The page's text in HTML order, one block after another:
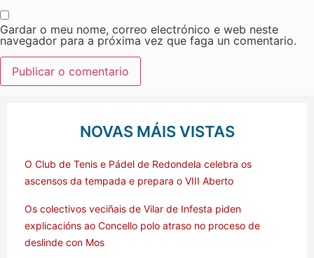
Gardar o meu nome, correo electrónico e web neste
navegador para a próxima vez que faga un comentario.
NOVAS MÁIS VISTAS
O Club de Tenis e Pádel de Redondela celebra os
ascensos da tempada e prepara o VIII Aberto
Os colectivos veciñais de Vilar de Infesta piden
explicacións ao Concello polo atraso no proceso de
deslinde con Mos